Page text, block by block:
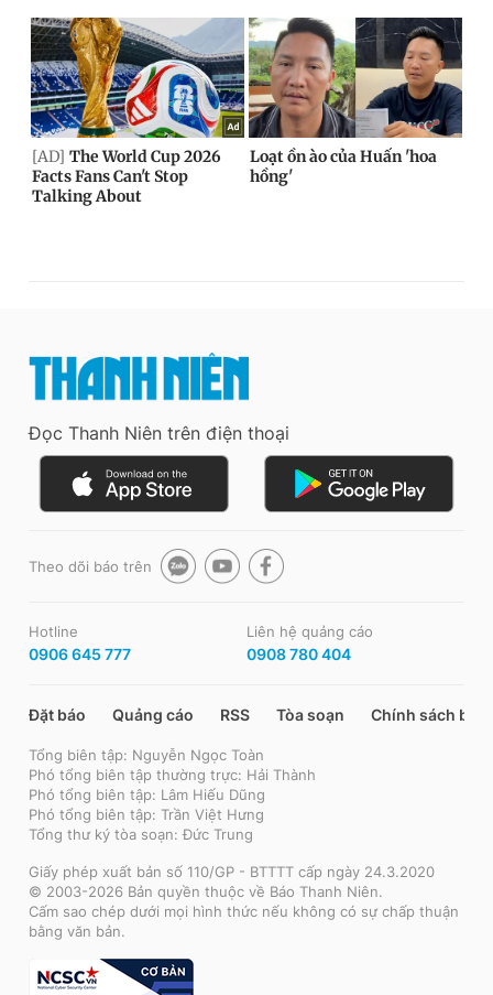
Đọc Thanh Niên trên điện thoại
Theo dõi báo trên
Hotline
0906 645 777
Liên hệ quảng cáo
0908 780 404
Đặt báo Quảng cáo RSS Tòa soạn Chính sách bảo
Tổng biên tập: Nguyễn Ngọc Toàn
Phó tổng biên tập thường trực: Hải Thành
Phó tổng biên tập: Lâm Hiếu Dũng
Phó tổng biên tập: Trần Việt Hưng
Tổng thư ký tòa soạn: Đức Trung
Giấy phép xuất bản số 110/GP - BTTTT cấp ngày 24.3.2020
© 2003-2026 Bản quyền thuộc về Báo Thanh Niên.
Cấm sao chép dưới mọi hình thức nếu không có sự chấp thuận
bằng văn bản.